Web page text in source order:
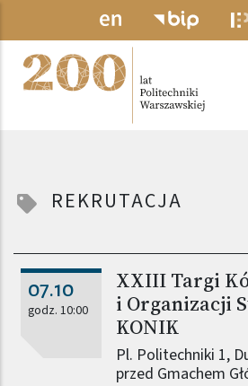
Przejdź do treści
REKRUTACJA
07.10
godz. 10:00
XXIII Targi
i Organizacji
KONIK
Pl. Politechniki 1,
przed Gmachem